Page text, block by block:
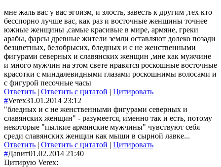
мне жаль вас у вас эгоизм, и злость, завесть к другим ,тех кто
бесспорно лучше вас, как раз и восточные женщины точнее
южные женщины ,самые красивые в мире, армяне, греки
арабы, фарсы древные жители земли оставляют долеко позади
безцветных, белобрысих, бледных и с не женственными
фигурами северных и славянских женщин ,мне как мужчине
и много мужчин на этом свете нравятся роскошные восточные
красотки с миндалевидными глазами роскошнимы волосами и
с фигурой песочные часы
Ответить | Ответить с цитатой | Цитировать
#Verex31.01.2014 23:12
"бледных и с не женственными фигурами северных и
славянских женщин" - разумеется, именно так и есть, потому
некоторые "пылкие армянские мужчины" чувствуют себя
среди славянских женщин как мыши в сырной лавке...
Ответить | Ответить с цитатой | Цитировать
#Давит01.02.2014 21:40
Цитирую Verex: